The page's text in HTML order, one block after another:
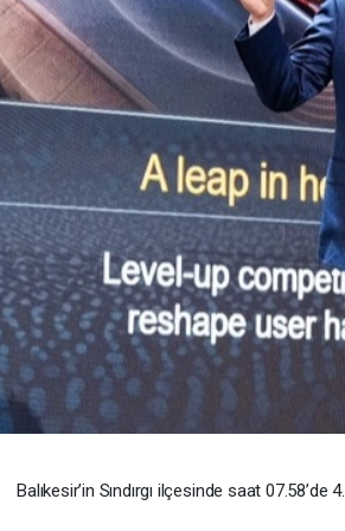
Balıkesir’in Sındırgı ilçesinde saat